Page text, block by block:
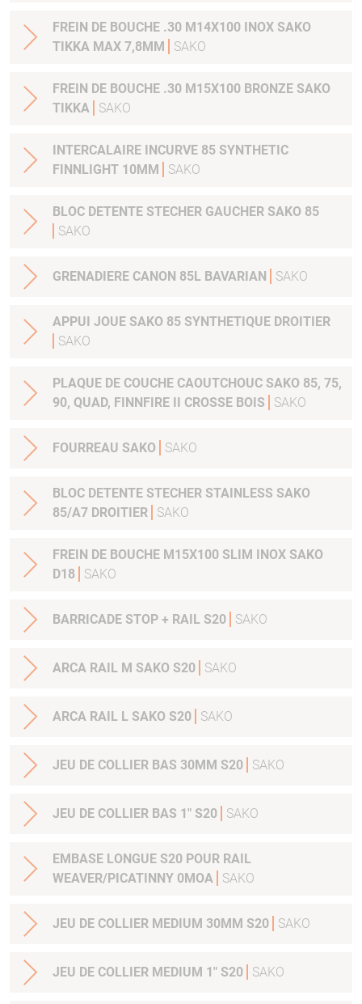
FREIN DE BOUCHE .30 M14X100 INOX SAKO
TIKKA MAX 7,8MM
SAKO
FREIN DE BOUCHE .30 M15X100 BRONZE SAKO
TIKKA
SAKO
INTERCALAIRE INCURVE 85 SYNTHETIC
FINNLIGHT 10MM
SAKO
BLOC DETENTE STECHER GAUCHER SAKO 85
SAKO
GRENADIERE CANON 85L BAVARIAN SAKO
APPUI JOUE SAKO 85 SYNTHETIQUE DROITIER
SAKO
PLAQUE DE COUCHE CAOUTCHOUC SAKO 85, 75,
90, QUAD, FINNFIRE II CROSSE BOIS
SAKO
FOURREAU SAKO SAKO
BLOC DETENTE STECHER STAINLESS SAKO
85/A7 DROITIER
SAKO
FREIN DE BOUCHE M15X100 SLIM INOX SAKO
D18
SAKO
BARRICADE STOP + RAIL S20 SAKO
ARCA RAIL M SAKO S20 SAKO
ARCA RAIL L SAKO S20 SAKO
JEU DE COLLIER BAS 30MM S20 SAKO
JEU DE COLLIER BAS 1" S20 SAKO
EMBASE LONGUE S20 POUR RAIL
WEAVER/PICATINNY 0MOA
SAKO
JEU DE COLLIER MEDIUM 30MM S20 SAKO
JEU DE COLLIER MEDIUM 1" S20 SAKO